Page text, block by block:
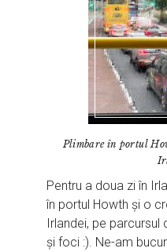
Plimbare în portul
Pentru a doua zi în
în portul Howth și o
Irlandei, pe
și foci :). Ne-am